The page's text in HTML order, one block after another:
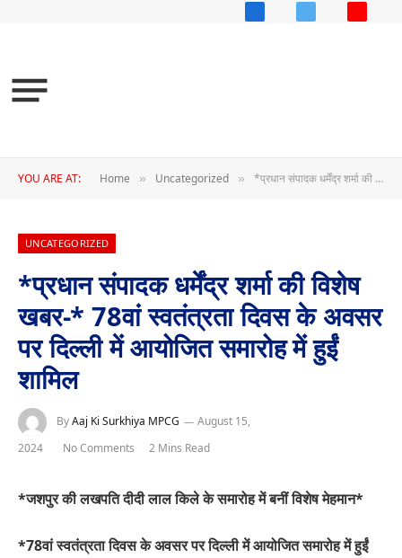
FacebookX
YOU ARE AT: Home » Uncategorized » *प्रधान संपादक धर्मेंद्र शर्मा की विशेष खबर-* 78वां स्वतंत्रता दिवस के अवसर पर दिल्ली में आयोजित समारोह में हुईं शामिल
UNCATEGORIZED
*प्रधान संपादक धर्मेंद्र शर्मा की विशेष
खबर-* 78वां स्वतंत्रता दिवस के अवसर
पर दिल्ली में आयोजित समारोह में हुईं
शामिल
ByAaj Ki Surkhiya MPCG
August 15,
2024
No Comments 2 Mins Read
*जशपुर की लखपति दीदी लाल किले के समारोह में बनीं विशेष मेहमान*
*78वां स्वतंत्रता दिवस के अवसर पर दिल्ली में आयोजित समारोह में हुईं